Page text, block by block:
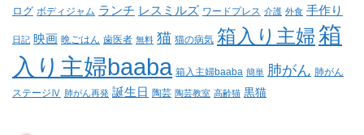
ログ ボディジャム ランチ レスミルズ ワードプレス 介護 外食 手作り
日記 映画 晩ごはん 歯医者 無料 猫 猫の病気 箱入り主婦箱
入り主婦baaba 箱入主婦baaba 簡単 肺がん 肺がん
ステージⅣ 肺がん再発 誕生日 陶芸 陶芸教室 高齢猫 黒猫